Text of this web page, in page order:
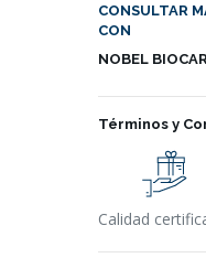
CONSULTAR
CON
NOBEL
Términos y
Calidad